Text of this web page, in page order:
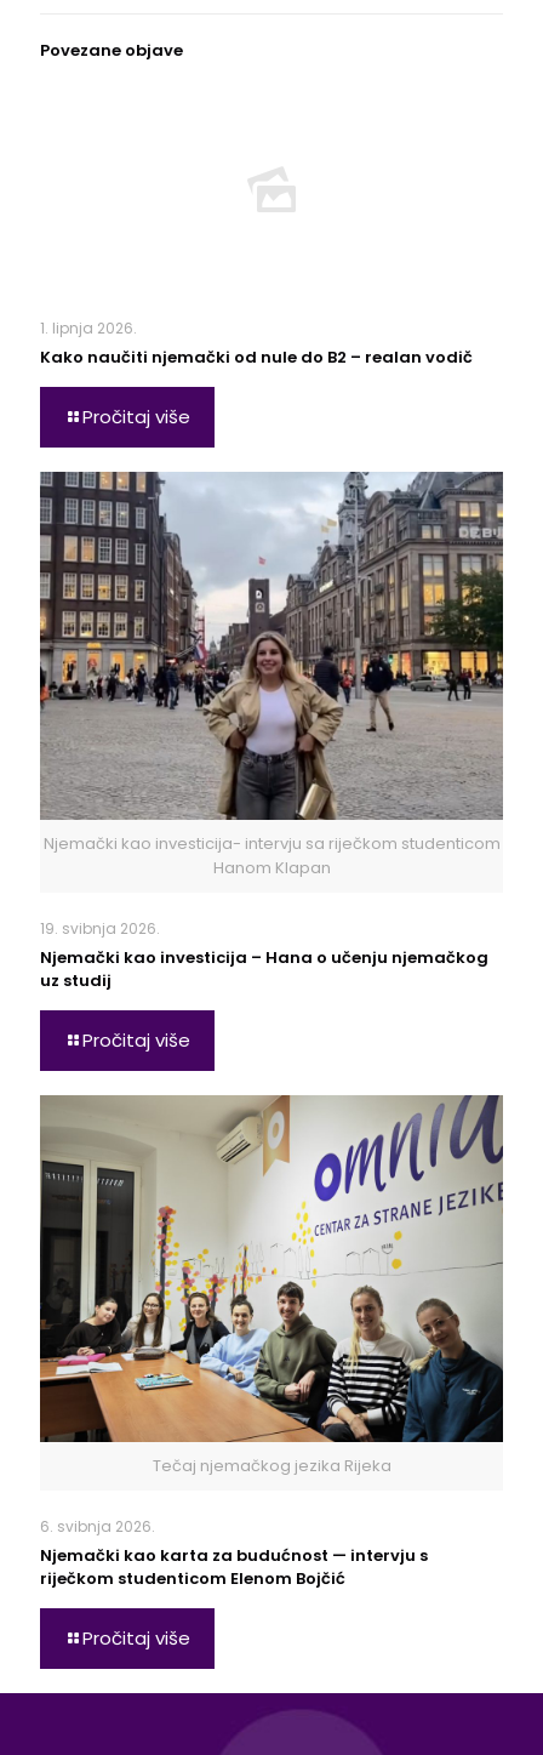
Povezane objave
1. lipnja 2026.
Kako naučiti njemački od nule do B2 – realan vodič
Pročitaj više
Njemački kao investicija- intervju sa riječkom studenticom
Hanom Klapan
19. svibnja 2026.
Njemački kao investicija – Hana o učenju njemačkog
uz studij
Pročitaj više
Tečaj njemačkog jezika Rijeka
6. svibnja 2026.
Njemački kao karta za budućnost — intervju s
riječkom studenticom Elenom Bojčić
Pročitaj više